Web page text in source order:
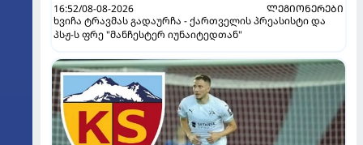
16:52/08-08-2026
ᲚᲔᲒᲘᲝᲜᲔᲠᲔᲑᲘ
ხვიჩა ტრავმას გადაურჩა - ქართველის პრეასისტი და
პსჟ-ს ფრე "მანჩესტერ იუნაიტედთან"